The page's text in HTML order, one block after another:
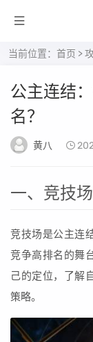
当前位置： 首页 >
公主连结
名？
黄八
一、竞技
竞技场是公主连
竞争高排名的舞
己的定位，了解
策略。